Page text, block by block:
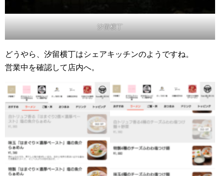
汐留横丁
どうやら、汐留横丁はシェアキッチンのようですね。
営業中を確認して店内へ。